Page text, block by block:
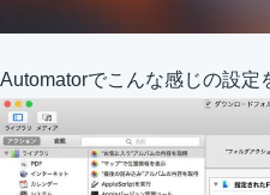
Automatorでこんな感じの設定